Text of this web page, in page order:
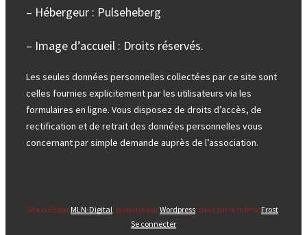
– Hébergeur : Pulseheberg
– Image d’accueil : Droits réservés.
Les seules données personnelles collectées par ce site sont
celles fournies explicitement par les utilisateurs via les
formulaires en ligne. Vous disposez de droits d’accès, de
rectification et de retrait des données personnelles vous
concernant par simple demande auprès de l’association.
Site créé par MLN-Digital, propulsé parWordpress, basé sur le thème Frost.
Se connecter